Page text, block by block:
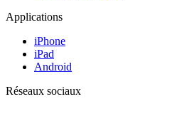
Applications
iPhone
iPad
Android
Réseaux sociaux